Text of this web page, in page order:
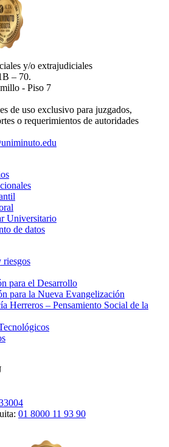
y/o extrajudiciales
– 70.
- Piso 7
de uso exclusivo para juzgados,
o requerimientos de autoridades
Universitario
de datos
riesgos
para el Desarrollo
para la Nueva Evangelización
Herreros – Pensamiento Social de la
01 8000 11 93 90